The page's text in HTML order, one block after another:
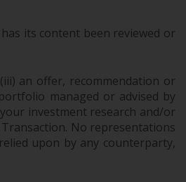
über Redwheel
die als
Recht gegründet
von Redwheel Funds,
verwiesen wird,
aktuellen
Der
its content been reviewed or
an offer, recommendation or
managed or advised by
investment research and/or
No representations
upon by any counterparty,